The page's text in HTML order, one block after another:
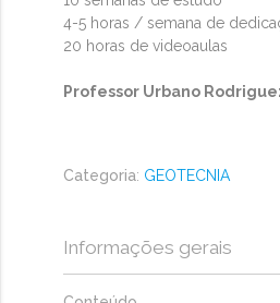
4-5 horas / semana de
20 horas de videoaulas
Professor Urbano
Categoria: GEOTECNIA
Informações gerais